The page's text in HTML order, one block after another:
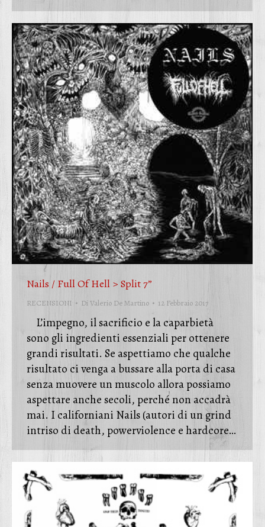
Nails / Full Of Hell > Split 7”
RECENSIONI DiValerio De Martino 12 Febbraio 2017
L’impegno, il sacrificio e la caparbietà
sono gli ingredienti essenziali per ottenere
grandi risultati. Se aspettiamo che qualche
risultato ci venga a bussare alla porta di casa
senza muovere un muscolo allora possiamo
aspettare anche secoli, perché non accadrà
mai. I californiani Nails (autori di un grind
intriso di death, powerviolence e hardcore…